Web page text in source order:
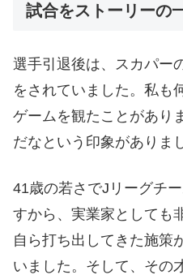
試合をストーリーの
選手引退後は、スカパー
をされていました。私も
ゲームを観たことがあり
だなという印象がありま
41歳の若さでJリーグチ
すから、実業家としても
自ら打ち出してきた施策
いました。そして、その